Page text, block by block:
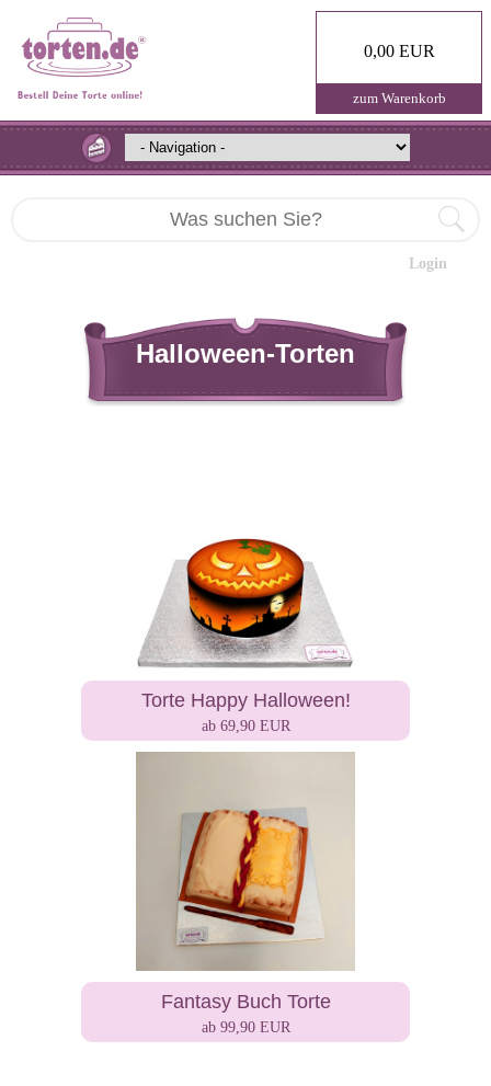
0,00 EUR
zum Warenkorb
Login
Halloween-Torten
Torte Happy Halloween!
ab 69,90 EUR
Fantasy Buch Torte
ab 99,90 EUR